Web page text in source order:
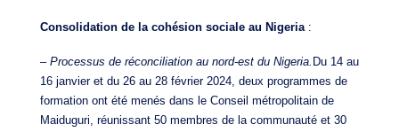
Consolidation de la cohésion sociale au Nigeria :
– Processus de réconciliation au nord-est du Nigeria. Du 14 au
16 janvier et du 26 au 28 février 2024, deux programmes de
formation ont été menés dans le Conseil métropolitain de
Maiduguri, réunissant 50 membres de la communauté et 30